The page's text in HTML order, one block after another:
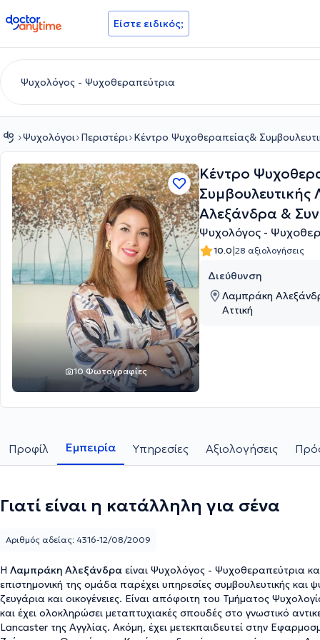
doctoranytime Είστε ειδικός;
Ψυχολόγοι Περιστέρι Κέντρο Ψυχοθεραπείας&
10 Φωτογραφίες
Κέντρο
Αλεξάνδρα &
Ψυχολόγος -
10.0|28 αξιολογήσεις
Διεύθυνση
Λαμπράκη
Αττική
Προφίλ Εμπειρία Υπηρεσίες Αξιολογήσεις
Γιατί είναι η κατάλληλη για σένα
Η Λαμπράκη Αλεξάνδρα είναι Ψυχολόγος - Ψυχοθεραπεύτρια
επιστημονική της ομάδα παρέχει υπηρεσίες συμβουλευτικής
ζευγάρια και οικογένειες. Είναι απόφοιτη του Τμήματος
και έχει ολοκληρώσει μεταπτυχιακές σπουδές στο γνωστικό
Lancaster της Αγγλίας. Ακόμη, έχει μετεκπαιδευτεί στην
Αριθμός αδείας: 4316-12/08/2009